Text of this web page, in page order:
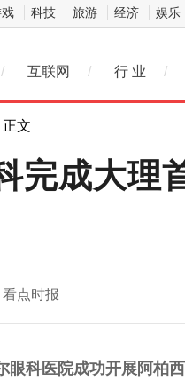
科技 旅游 经济 娱乐
/ 互联网 / 行 业 /
正文
完成大理
点时报
眼科医院成功开展阿柏